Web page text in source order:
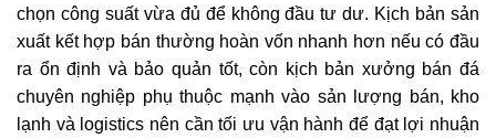
chọn công suất vừa đủ để không đầu tư dư. Kịch bản sản
xuất kết hợp bán thường hoàn vốn nhanh hơn nếu có đầu
ra ổn định và bảo quản tốt, còn kịch bản xưởng bán đá
chuyên nghiệp phụ thuộc mạnh vào sản lượng bán, kho
lạnh và logistics nên cần tối ưu vận hành để đạt lợi nhuận